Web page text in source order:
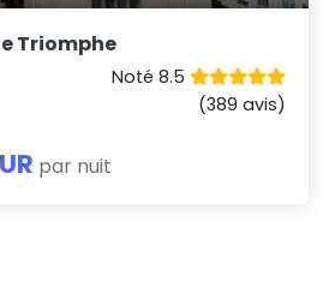
Triomphe
Noté 8.5
(389 avis)
par nuit